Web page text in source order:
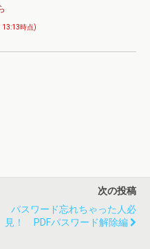
時点)
次の投稿
パスワード忘れちゃった人必
見！ PDFパスワード解除編